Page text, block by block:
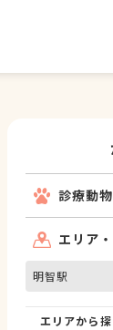
診療動物
エリア
明智駅
エリアから